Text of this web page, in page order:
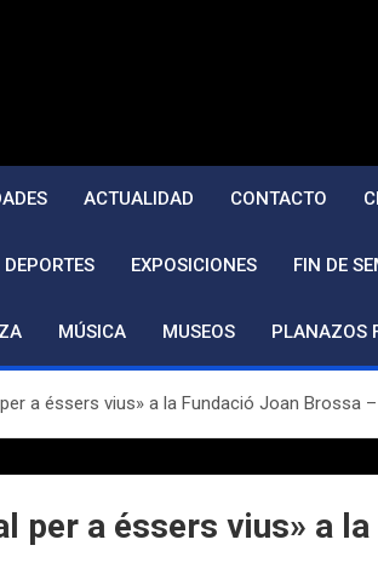
ACTUALIDAD CONTACTO
DEPORTES EXPOSICIONES FIN DE
MÚSICA MUSEOS PLANAZOS
a éssers vius» a la Fundació Joan Brossa
per a éssers vius» a